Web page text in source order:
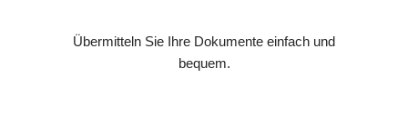
Übermitteln Sie Ihre Dokumente einfach und
bequem.